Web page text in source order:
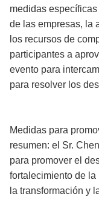
medidas
de las empresas, la
los recursos de
participantes a
evento para
para resolver los
Medidas para
resumen: el Sr.
para promover el
fortalecimiento de
la transformación y